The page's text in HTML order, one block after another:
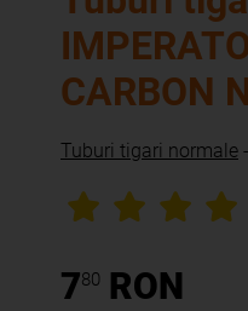
CARBON
Tuburi tigari normale -
780 RON